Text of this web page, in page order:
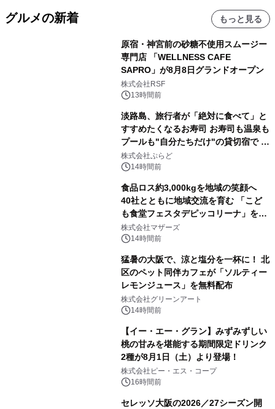
グルメの新着 もっと見る
原宿・神宮前の砂糖不使用スムージー
専門店 「WELLNESS CAFE
SAPRO」が8月8日グランドオープン
株式会社RSF
13時間前
淡路島、旅行者が「絶対に食べて」と
すすめたくなるお寿司 お寿司も温泉も
プールも"自分たちだけ"の貸切宿で 1
日1組限定「岩屋温泉 絵島別庭 海と
森」の握り寿司プラン
株式会社ぷらど
14時間前
食品ロス約3,000kgを地域の笑顔へ
40社とともに地域交流を育む 「こど
も食堂フェスタデピッコリーナ」を9
月5日(土)開催
株式会社マザーズ
14時間前
猛暑の大阪で、涼と塩分を一杯に！ 北
区のペット同伴カフェが「ソルティー
レモンジュース」を無料配布
株式会社グリーンアート
14時間前
【イー・エー・グラン】みずみずしい
桃の甘みを堪能する期間限定ドリンク
2種が8月1日（土）より登場！
株式会社ピー・エス・コープ
16時間前
セレッソ大阪の2026／27シーズン開